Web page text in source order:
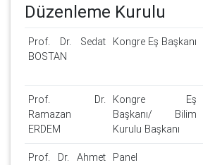
Düzenleme Kurulu
Prof. Dr. Sedat
BOSTAN
Kongre Eş Başkanı
Prof. Dr.
Ramazan
ERDEM
Kongre Eş
Başkanı/ Bilim
Kurulu Başkanı
Prof. Dr. Ahmet
Panel